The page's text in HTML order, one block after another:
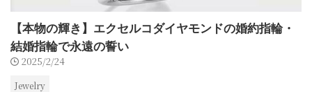
【本物の輝き】エクセルコダイヤモンドの婚約指輪・
結婚指輪で永遠の誓い
2025/2/24
Jewelry